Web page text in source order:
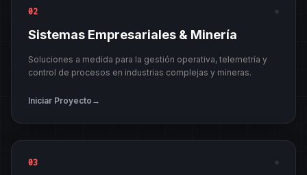
02
Sistemas Empresariales & Minería
Soluciones a medida para la gestión operativa, telemetría y
control de procesos en industrias complejas y mineras.
Iniciar Proyecto →
03